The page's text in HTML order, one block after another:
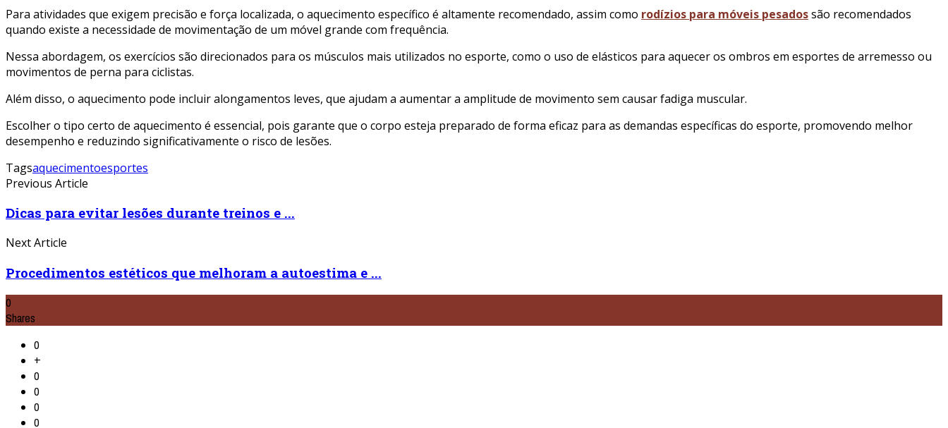
Para atividades que exigem precisão e força localizada, o aquecimento específico é altamente recomendado, assim como rodízios para móveis pesadossão recomendados
quando existe a necessidade de movimentação de um móvel grande com frequência.
Nessa abordagem, os exercícios são direcionados para os músculos mais utilizados no esporte, como o uso de elásticos para aquecer os ombros em esportes de arremesso ou
movimentos de perna para ciclistas.
Além disso, o aquecimento pode incluir alongamentos leves, que ajudam a aumentar a amplitude de movimento sem causar fadiga muscular.
Escolher o tipo certo de aquecimento é essencial, pois garante que o corpo esteja preparado de forma eficaz para as demandas específicas do esporte, promovendo melhor
desempenho e reduzindo significativamente o risco de lesões.
Tagsaquecimentoesportes
Previous Article
Dicas para evitar lesões durante treinos e ...
Next Article
Procedimentos estéticos que melhoram a autoestima e ...
0
Shares
0
+
0
0
0
0